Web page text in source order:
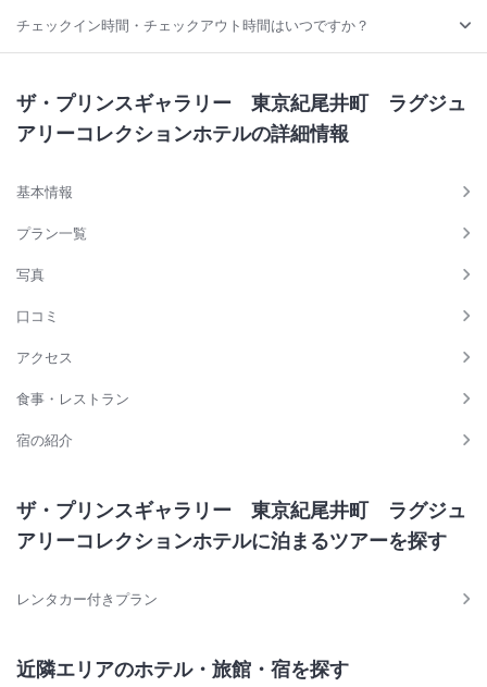
チェックイン時間・チェックアウト時間はいつですか？
ザ・プリンスギャラリー 東京紀尾井町 ラグジュ
アリーコレクションホテルの詳細情報
基本情報
プラン一覧
写真
口コミ
アクセス
食事・レストラン
宿の紹介
ザ・プリンスギャラリー 東京紀尾井町 ラグジュ
アリーコレクションホテルに泊まるツアーを探す
レンタカー付きプラン
近隣エリアのホテル・旅館・宿を探す